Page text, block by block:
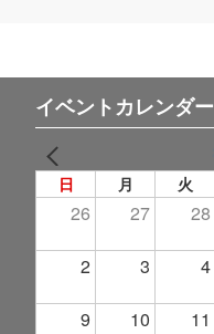
イベントカレンダー
日 月 火
26 27 28
2 3 4
9 10 11